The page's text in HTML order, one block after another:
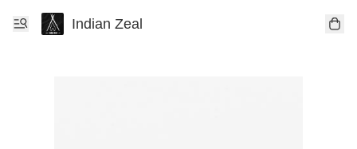
Indian Zeal